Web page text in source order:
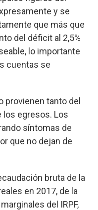
y se
que más que
del déficit al 2,5%
lo importante
cuentas se
provienen tanto del
los egresos. Los
síntomas de
que no dejan de
bruta de la
en 2017, de la
del IRPF,